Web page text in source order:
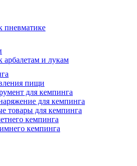
пневматике
арбалетам и лукам
пищи
для кемпинга
для кемпинга
товары для кемпинга
кемпинга
кемпинга